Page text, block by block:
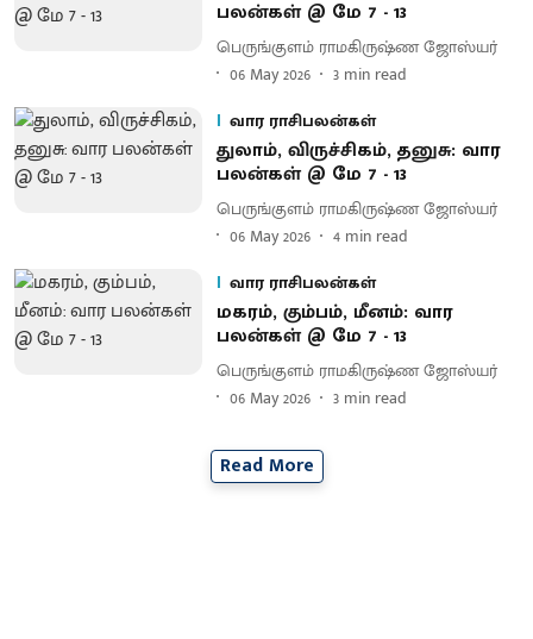
பலன்கள் @ மே 7 - 13
பெருங்குளம் ராமகிருஷ்ண ஜோஸ்யர்
06 May 2026
3 min read
வார ராசிபலன்கள்
துலாம், விருச்சிகம், தனுசு: வார
பலன்கள் @ மே 7 - 13
பெருங்குளம் ராமகிருஷ்ண ஜோஸ்யர்
06 May 2026
4 min read
வார ராசிபலன்கள்
மகரம், கும்பம், மீனம்: வார
பலன்கள் @ மே 7 - 13
பெருங்குளம் ராமகிருஷ்ண ஜோஸ்யர்
06 May 2026
3 min read
Read More